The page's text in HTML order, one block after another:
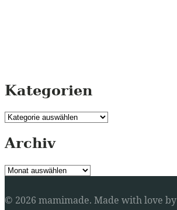
Kategorien
Kategorien
Archiv
Archiv
© 2026 mamimade. Made with love by